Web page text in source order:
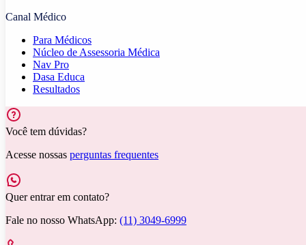
Canal Médico
Para Médicos
Núcleo de Assessoria Médica
Nav Pro
Dasa Educa
Resultados
Você tem dúvidas?
Acesse nossas perguntas frequentes
Quer entrar em contato?
Fale no nosso WhatsApp: (11) 3049-6999